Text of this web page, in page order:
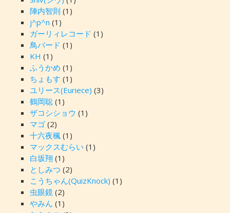
陣内智則 (1)
j^p^n (1)
ガーリィレコード (1)
鳥バード (1)
KH (1)
ふうかめ (1)
ちょもす (1)
ユリース(Euriece) (3)
鶴岡聡(1)
ザコシショウ (1)
マゴ(2)
十六夜楓(1)
マックスむらい (1)
白坂翔 (1)
としみつ (2)
こうちゃん(QuizKnock) (1)
虫眼鏡(2)
やみん (1)